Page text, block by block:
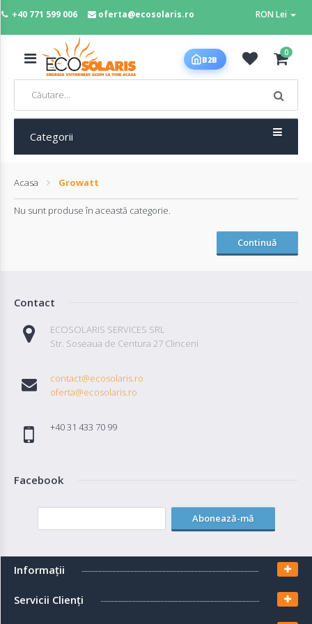
+40 771 599 006 oferta@ecosolaris.ro RON Lei
MENIU
Panouri
fotovoltaice
Sisteme
fotovoltaice
Autentifică-
Înregistrează-
B2B
0
Categorii
Acasa Growatt
Nu sunt produse în această categorie.
Continuă
Contact
ECOSOLARIS SERVICES SRL
Str. Soseaua de Centura 27 Clinceni
contact@ecosolaris.ro
oferta@ecosolaris.ro
+40 31 433 70 99
Facebook
Abonează-mă
Informaţii
Servicii Clienţi